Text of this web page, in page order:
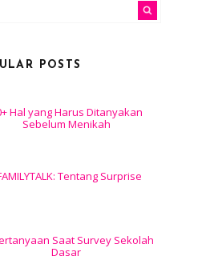
POSTS
Hal yang Harus Ditanyakan
Sebelum Menikah
Tentang Surprise
Saat Survey Sekolah
Dasar